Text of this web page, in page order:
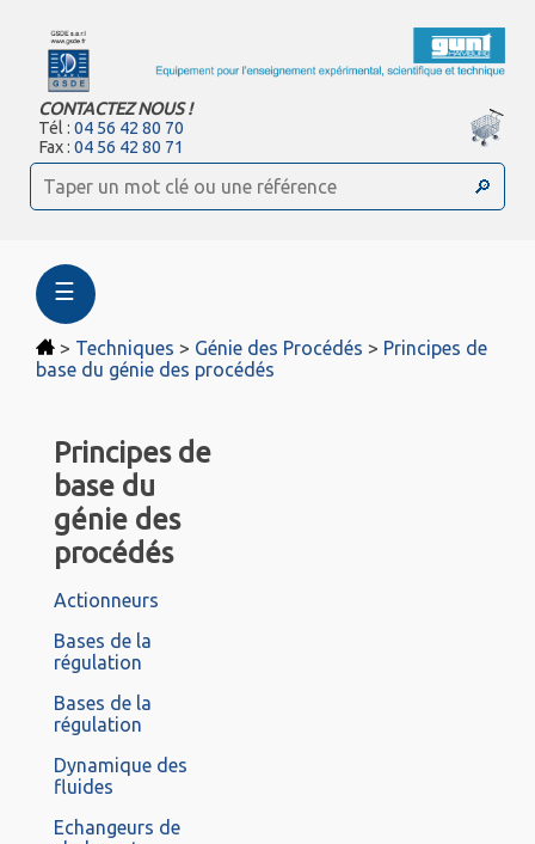
CONTACTEZ NOUS !
Tél :04 56 42 80 70
Fax :04 56 42 80 71
☰
> Techniques > Génie des Procédés > Principes de
base du génie des procédés
Principes de
base du
génie des
procédés
Actionneurs
Bases de la
régulation
Bases de la
régulation
Dynamique des
fluides
Echangeurs de